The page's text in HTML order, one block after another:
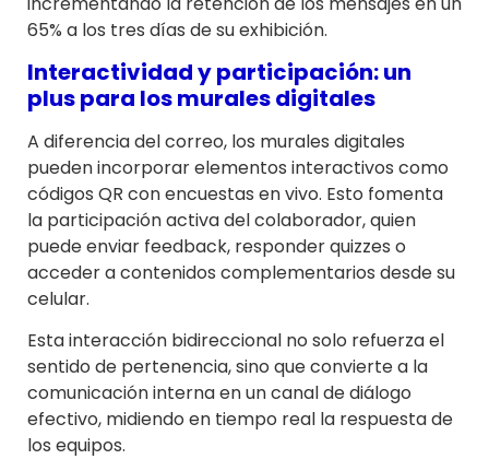
65% a los tres días de su exhibición.
Interactividad y participación: un
plus para los murales digitales
A diferencia del correo, los murales digitales
pueden incorporar elementos interactivos como
códigos QR con encuestas en vivo. Esto fomenta
la participación activa del colaborador, quien
puede enviar feedback, responder quizzes o
acceder a contenidos complementarios desde su
celular.
Esta interacción bidireccional no solo refuerza el
sentido de pertenencia, sino que convierte a la
comunicación interna en un canal de diálogo
efectivo, midiendo en tiempo real la respuesta de
los equipos.